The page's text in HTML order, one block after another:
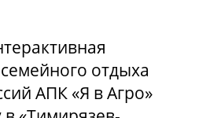
отдыха
АПК «Я в Агро»